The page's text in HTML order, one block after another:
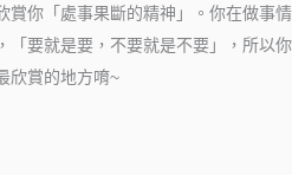
賞你「處事果斷的精神」。你在做事情
「要就是要，不要就是不要」，所以你
欣賞的地方唷~